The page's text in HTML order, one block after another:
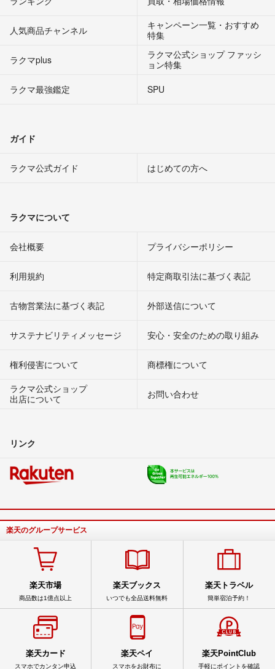
人気商品チャンネル
キャンペーン一覧・おすすめ
特集
ラクマplus
ラクマ公式ショップ ファッシ
ョン特集
ラクマ最強鑑定
SPU
ガイド
ラクマ公式ガイド はじめての方へ
ラクマについて
会社概要 プライバシーポリシー
利用規約 特定商取引法に基づく表記
古物営業法に基づく表記 外部送信について
サステナビリティメッセージ 安心・安全のための取り組み
権利侵害について
商標権について
ラクマ公式ショップ
出店について
お問い合わせ
リンク
楽天のグループサービス
楽天市場
商品数は1億点以上
楽天ブックス
いつでも全品送料無料
楽天トラベル
簡単宿泊予約！
楽天カード
スマホでカンタン申込
楽天ペイ
スマホをお財布に
楽天PointClub
手軽にポイントを確認